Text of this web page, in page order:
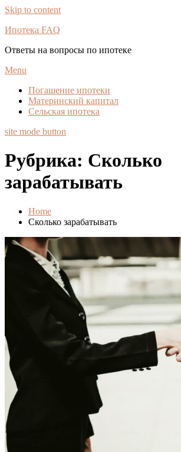
Skip to content
Ипотека FAQ
Ответы на вопросы по ипотеке
Menu
Погашение ипотеки
Материнский капитал
Сельская ипотека
site mode button
Рубрика: Сколько
зарабатывать
Home
Сколько зарабатывать